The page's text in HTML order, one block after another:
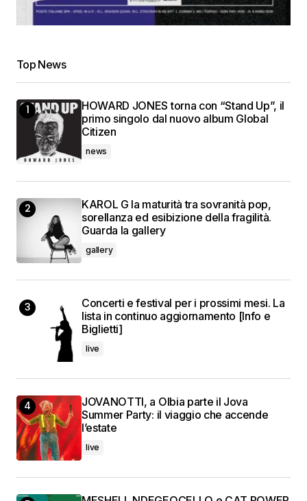
Top News
HOWARD JONES torna con “Stand Up”, il
primo singolo dal nuovo album Global
Citizen
news
KAROL G la maturità tra sovranità pop,
sorellanza ed esibizione della fragilità.
Guarda la gallery
gallery
Concerti e festival per i prossimi mesi. La
lista in continuo aggiornamento [Info e
Biglietti]
live
JOVANOTTI, a Olbia parte il Jova
Summer Party: il viaggio che accende
l’estate
live